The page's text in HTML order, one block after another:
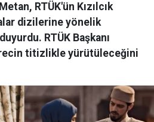
RTÜK'ün Kızılcık
dizilerine yönelik
RTÜK Başkanı
titizlikle yürütüleceğini